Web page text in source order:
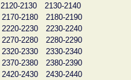
2120-2130
2130-2140
2170-2180
2180-2190
2220-2230
2230-2240
2270-2280
2280-2290
2320-2330
2330-2340
2370-2380
2380-2390
2420-2430
2430-2440